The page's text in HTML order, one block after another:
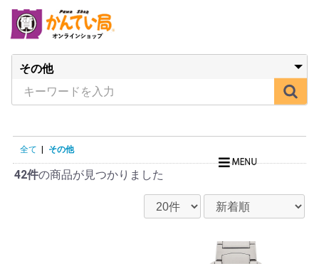
全て その他
42件の商品が見つかりました